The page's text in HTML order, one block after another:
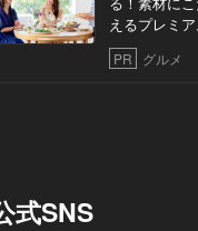
えるプレミ
PR グルメ
式SNS